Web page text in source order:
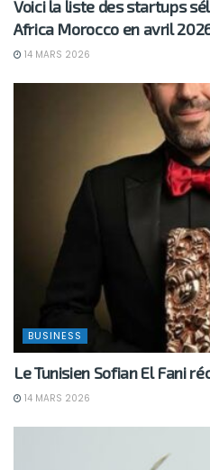
Voici la liste des startups
Africa Morocco en avril
14 MARS 2026
BUSINESS
Le Tunisien Sofian El Fani
14 MARS 2026